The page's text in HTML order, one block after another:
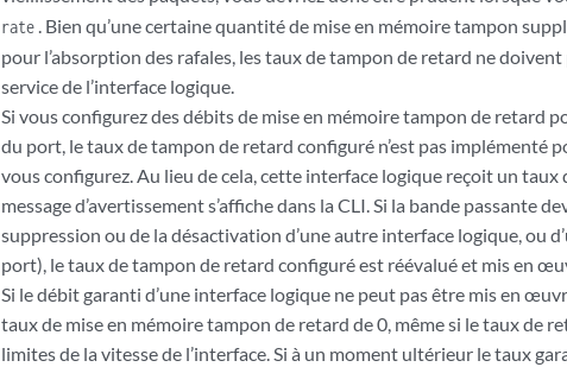
rate . Bien qu’une certaine quantité de mise en mémoire tampon
pour l’absorption des rafales, les taux de tampon de retard ne
service de l’interface logique.
Si vous configurez des débits de mise en mémoire tampon de retard
du port, le taux de tampon de retard configuré n’est pas implémenté
vous configurez. Au lieu de cela, cette interface logique reçoit un taux
message d’avertissement s’affiche dans la CLI. Si la bande passante
suppression ou de la désactivation d’une autre interface logique, ou
port), le taux de tampon de retard configuré est réévalué et mis en
Si le débit garanti d’une interface logique ne peut pas être mis en
taux de mise en mémoire tampon de retard de 0, même si le taux de
limites de la vitesse de l’interface. Si à un moment ultérieur le taux